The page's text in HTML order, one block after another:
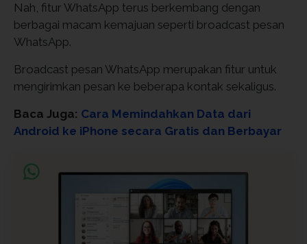
Nah, fitur WhatsApp terus berkembang dengan
berbagai macam kemajuan seperti broadcast pesan
WhatsApp.
Broadcast pesan WhatsApp merupakan fitur untuk
mengirimkan pesan ke beberapa kontak sekaligus.
Baca Juga: Cara Memindahkan Data dari
Android ke iPhone secara Gratis dan Berbayar